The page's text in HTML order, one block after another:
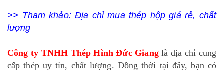
>> Tham khảo:Địa chỉ mua thép hộp giá rẻ, chất
lượng
Công ty TNHH Thép Hình Đức Gianglà địa chỉ cung
cấp thép uy tín, chất lượng. Đồng thời tại đây, bạn có